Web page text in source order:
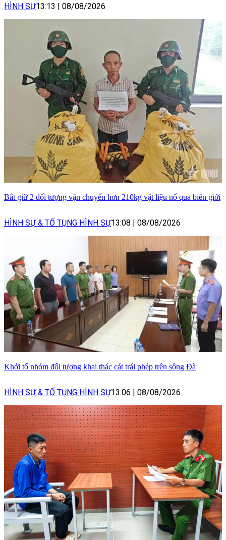
HÌNH SỰ13:13 | 08/08/2026
Bắt giữ 2 đối tượng vận chuyển hơn 210kg vật liệu nổ qua biên giới
HÌNH SỰ & TỐ TỤNG HÌNH SỰ13:08 | 08/08/2026
Khởi tố nhóm đối tượng khai thác cát trái phép trên sông Đà
HÌNH SỰ & TỐ TỤNG HÌNH SỰ13:06 | 08/08/2026